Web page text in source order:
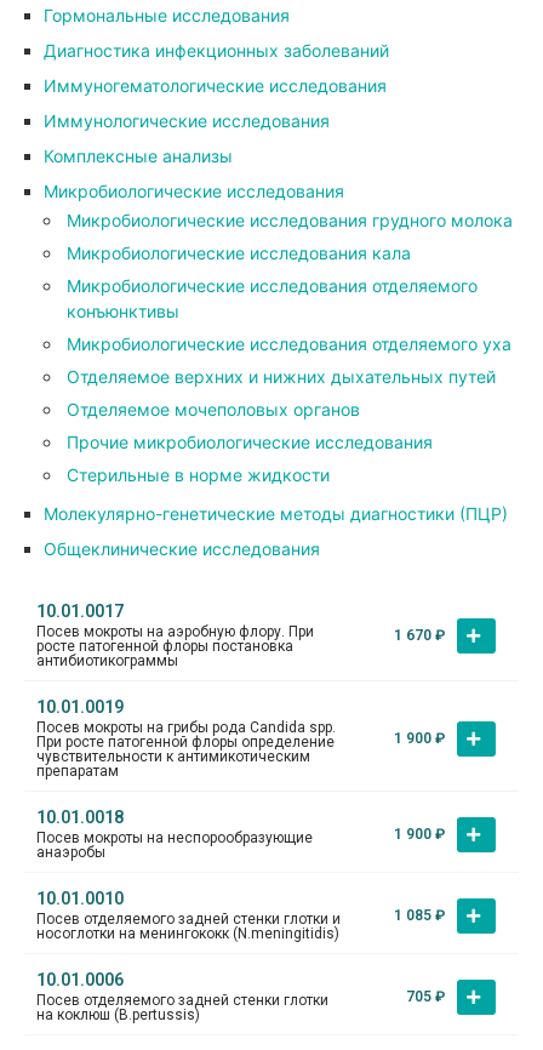
Гормональные исследования
Диагностика инфекционных заболеваний
Иммуногематологические исследования
Иммунологические исследования
Комплексные анализы
Микробиологические исследования
Микробиологические исследования грудного молока
Микробиологические исследования кала
Микробиологические исследования отделяемого
конъюнктивы
Микробиологические исследования отделяемого уха
Отделяемое верхних и нижних дыхательных путей
Отделяемое мочеполовых органов
Прочие микробиологические исследования
Стерильные в норме жидкости
Молекулярно-генетические методы диагностики (ПЦР)
Общеклинические исследования
10.01.0017
Посев мокроты на аэробную флору. При
росте патогенной флоры постановка
антибиотикограммы
1 670 ₽
10.01.0019
Посев мокроты на грибы рода Candida spp.
При росте патогенной флоры определение
чувствительности к антимикотическим
препаратам
1 900 ₽
10.01.0018
Посев мокроты на неспорообразующие
анаэробы
1 900 ₽
10.01.0010
Посев отделяемого задней стенки глотки и
носоглотки на менингококк (N.meningitidis)
1 085 ₽
10.01.0006
Посев отделяемого задней стенки глотки
на коклюш (B.pertussis)
705 ₽